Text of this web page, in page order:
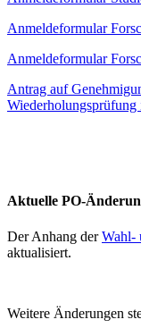
Anmeldeformular
Anmeldeformular
Antrag auf
Aktuelle PO-
Der Anhang derWahl-
aktualisiert.
Weitere Änderungen